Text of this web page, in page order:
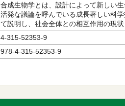
合成生物学とは、設計によって新しい
活発な議論を呼んでいる成長著しい科
て説明し、社会全体との相互作用の現
4-315-52353-9
978-4-315-52353-9